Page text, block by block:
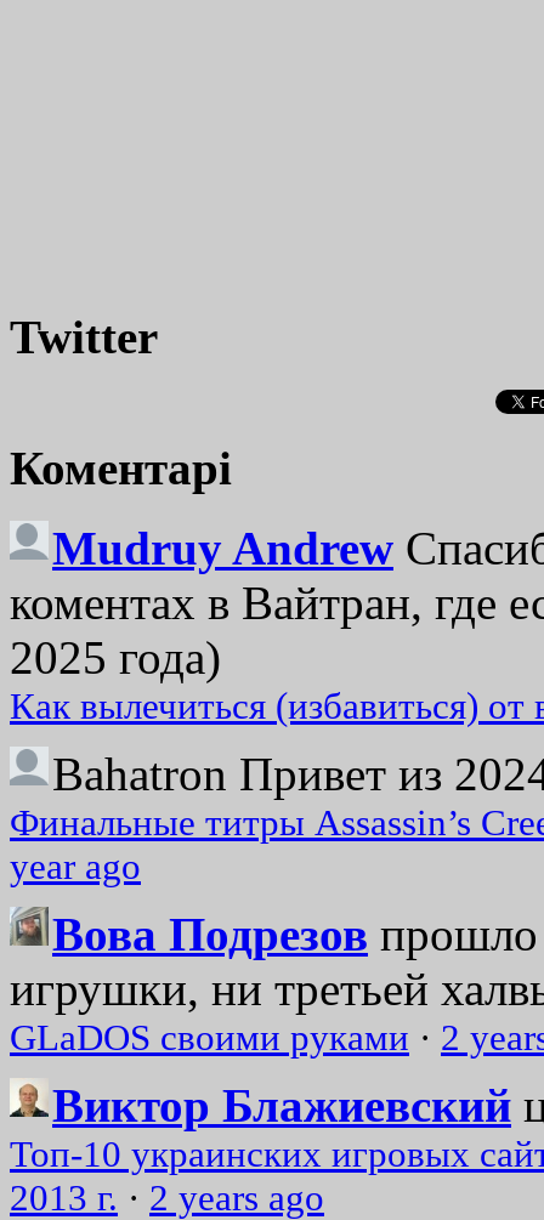
Twitter
Коментарі
Mudruy Andrew
коментах в Вайтран, где
2025 года)
Как вылечиться (избавиться)
Bahatron Привет из
Финальные титры Assassin’s
year ago
Вова Подрезов прошло
игрушки, ни третьей
GLaDOS своими руками · 2
Виктор Блажиевский
Топ-10 украинских игровых
2013 г. · 2 years ago